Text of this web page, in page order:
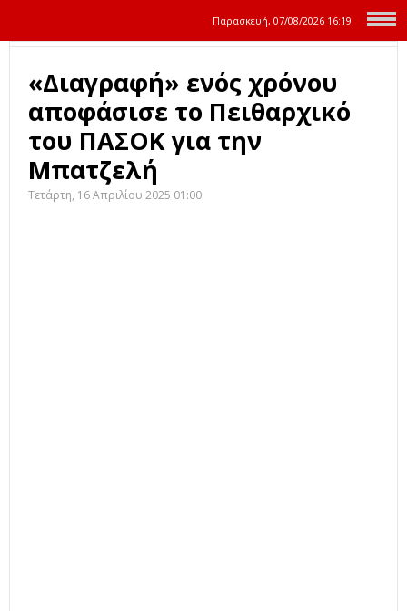
Παρασκευή, 07/08/2026 16:19
«Διαγραφή» ενός χρόνου
αποφάσισε το Πειθαρχικό
του ΠΑΣΟΚ για την
Μπατζελή
Τετάρτη, 16 Απριλίου 2025 01:00